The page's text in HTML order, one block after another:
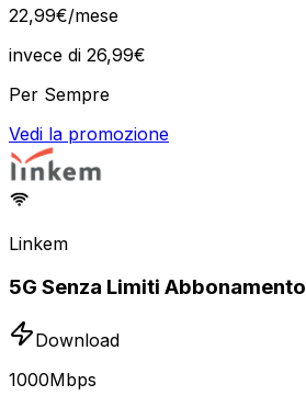
22,99€/mese
invece di 26,99€
Per Sempre
Vedi la promozione
Linkem
5G Senza Limiti Abbonamento
Download
1000Mbps